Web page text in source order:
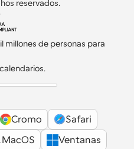
reservados.
millones de personas para
Cromo
Safari
MacOS
Ventanas